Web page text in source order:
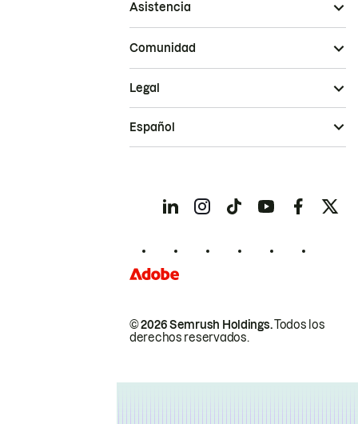
Asistencia
Comunidad
© 2026 Semrush Holdings.Todos los
derechos reservados.
Legal
Español